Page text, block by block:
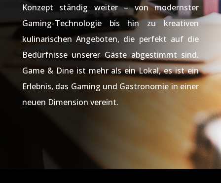
Konzept ständig weiter – von modernster
Gaming-Technologie bis hin zu kreativen
kulinarischen Angeboten, die perfekt auf die
Bedürfnisse unserer Gäste abgestimmt sind.
Game & Dine ist mehr als ein Lokal, es ist ein
Erlebnis, das Gaming und Gastronomie in einer
neuen Dimension vereint.